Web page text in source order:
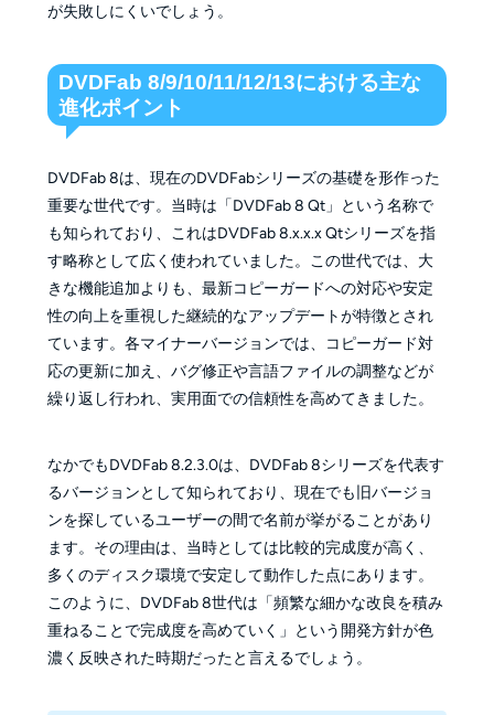
が失敗しにくいでしょう。
DVDFab 8/9/10/11/12/13における主な
進化ポイント
DVDFab 8は、現在のDVDFabシリーズの基礎を形作った
重要な世代です。当時は「DVDFab 8 Qt」という名称で
も知られており、これはDVDFab 8.x.x.x Qtシリーズを指
す略称として広く使われていました。この世代では、大
きな機能追加よりも、最新コピーガードへの対応や安定
性の向上を重視した継続的なアップデートが特徴とされ
ています。各マイナーバージョンでは、コピーガード対
応の更新に加え、バグ修正や言語ファイルの調整などが
繰り返し行われ、実用面での信頼性を高めてきました。
なかでもDVDFab 8.2.3.0は、DVDFab 8シリーズを代表す
るバージョンとして知られており、現在でも旧バージョ
ンを探しているユーザーの間で名前が挙がることがあり
ます。その理由は、当時としては比較的完成度が高く、
多くのディスク環境で安定して動作した点にあります。
このように、DVDFab 8世代は「頻繁な細かな改良を積み
重ねることで完成度を高めていく」という開発方針が色
濃く反映された時期だったと言えるでしょう。